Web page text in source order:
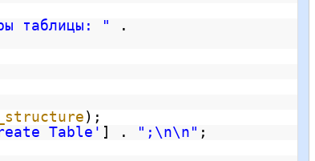
таблицы: "
.
);
Table' ] . ";\n\n" ;